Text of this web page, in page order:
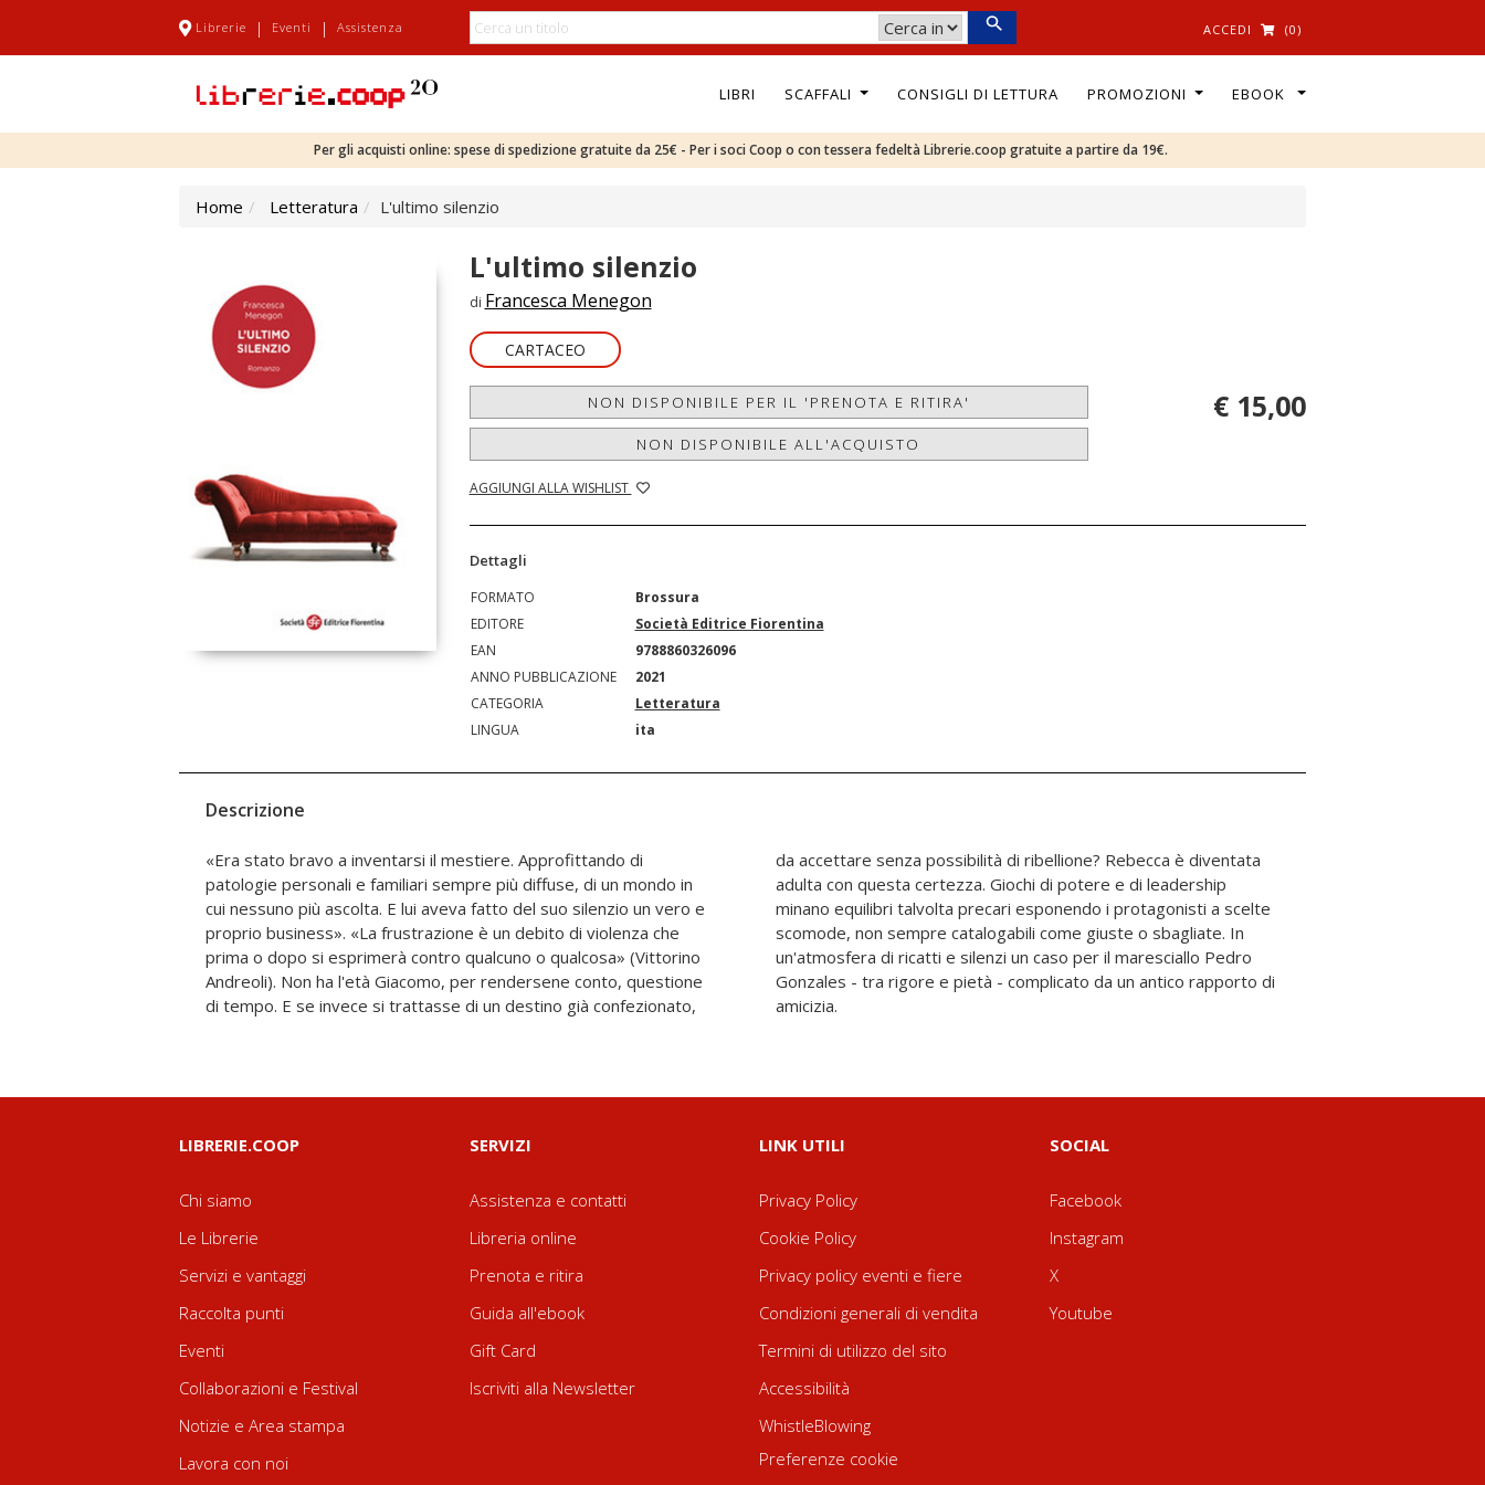
Librerie | Eventi | Assistenza ACCEDI (0)
LIBRI SCAFFALI CONSIGLI DI LETTURA PROMOZIONI EBOOK
Per gli acquisti online: spese di spedizione gratuite da 25€ - Per i soci Coop o con tessera fedeltà Librerie.coop gratuite a partire da 19€.
Home Letteratura L'ultimo silenzio
L'ultimo silenzio
di Francesca Menegon
CARTACEO
NON DISPONIBILE PER IL 'PRENOTA E RITIRA'
NON DISPONIBILE ALL'ACQUISTO
AGGIUNGI ALLA WISHLIST
€ 15,00
Dettagli
FORMATO
Brossura
EDITORE
Società Editrice Fiorentina
EAN
9788860326096
ANNO PUBBLICAZIONE
2021
CATEGORIA
Letteratura
LINGUA
ita
Descrizione
«Era stato bravo a inventarsi il mestiere. Approfittando di
patologie personali e familiari sempre più diffuse, di un mondo in
cui nessuno più ascolta. E lui aveva fatto del suo silenzio un vero e
proprio business». «La frustrazione è un debito di violenza che
prima o dopo si esprimerà contro qualcuno o qualcosa» (Vittorino
Andreoli). Non ha l'età Giacomo, per rendersene conto, questione
di tempo. E se invece si trattasse di un destino già confezionato,
da accettare senza possibilità di ribellione? Rebecca è diventata
adulta con questa certezza. Giochi di potere e di leadership
minano equilibri talvolta precari esponendo i protagonisti a scelte
scomode, non sempre catalogabili come giuste o sbagliate. In
un'atmosfera di ricatti e silenzi un caso per il maresciallo Pedro
Gonzales - tra rigore e pietà - complicato da un antico rapporto di
amicizia.
LIBRERIE.COOP
Chi siamo
Le Librerie
Servizi e vantaggi
Raccolta punti
Eventi
Collaborazioni e Festival
Notizie e Area stampa
Lavora con noi
SERVIZI
Assistenza e contatti
Libreria online
Prenota e ritira
Guida all'ebook
Gift Card
Iscriviti alla Newsletter
LINK UTILI
Privacy Policy
Cookie Policy
Privacy policy eventi e fiere
Condizioni generali di vendita
Termini di utilizzo del sito
Accessibilità
WhistleBlowing
Preferenze cookie
SOCIAL
Facebook
Instagram
X
Youtube